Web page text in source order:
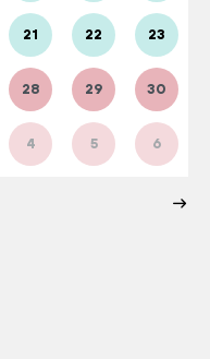
21 22 23
28 29 30
4 5 6